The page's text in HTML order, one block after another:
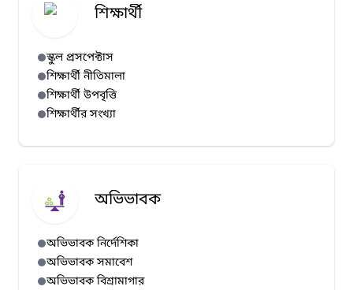
শিক্ষার্থী
স্কুল প্রসপেক্টাস
শিক্ষার্থী নীতিমালা
শিক্ষার্থী উপবৃত্তি
শিক্ষার্থীর সংখ্যা
অভিভাবক
অভিভাবক নির্দেশিকা
অভিভাবক সমাবেশ
অভিভাবক বিশ্রামাগার